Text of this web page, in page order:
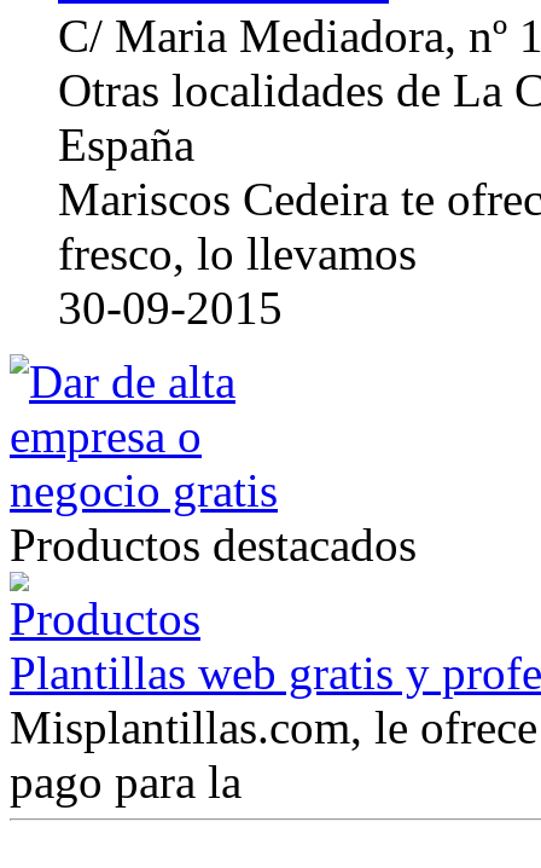
C/ Maria Mediadora, nº
Otras localidades de La
España
Mariscos Cedeira te
fresco, lo llevamos
30-09-2015
Productos destacados
Plantillas web gratis y
Misplantillas.com, le
pago para la